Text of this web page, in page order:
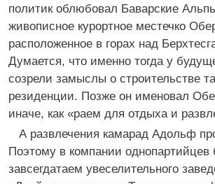
политик облюбовал Баварские
живописное курортное местечко
расположенное в горах над
Думается, что именно тогда у
созрели замыслы о строительстве
резиденции. Позже он именовал
иначе, как «раем для отдыха и
А развлечения камарад Адольф
Поэтому в компании однопартийцев
завсегдатаем увеселительного